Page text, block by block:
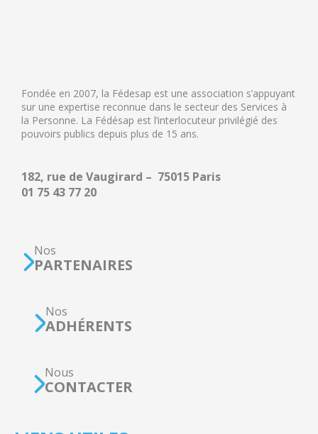
Fondée en 2007, la Fédesap est une association s’appuyant
sur une expertise reconnue dans le secteur des Services à
la Personne. La Fédésap est l’interlocuteur privilégié des
pouvoirs publics depuis plus de 15 ans.
182, rue de Vaugirard – 75015 Paris
01 75 43 77 20
Nos
PARTENAIRES
Nos
ADHÉRENTS
Nous
CONTACTER